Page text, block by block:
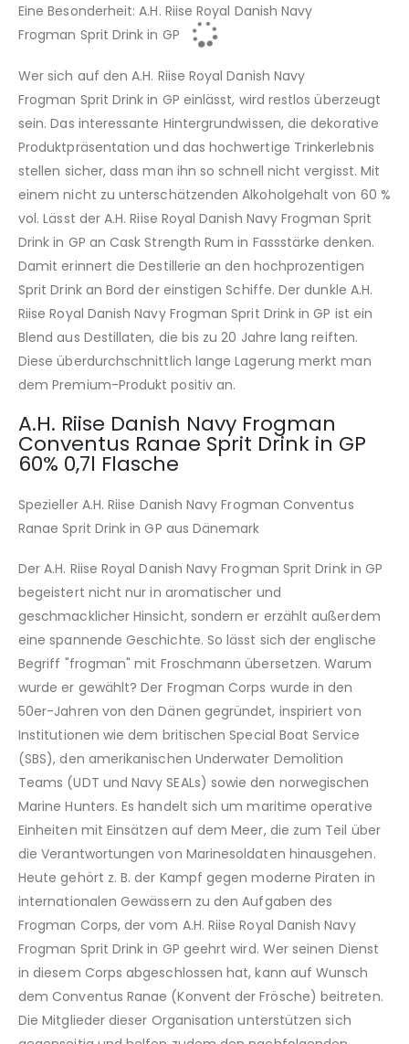
Eine Besonderheit: A.H. Riise Royal Danish Navy
Frogman Sprit Drink in GP
Wer sich auf den A.H. Riise Royal Danish Navy
Frogman Sprit Drink in GP einlässt, wird restlos überzeugt
sein. Das interessante Hintergrundwissen, die dekorative
Produktpräsentation und das hochwertige Trinkerlebnis
stellen sicher, dass man ihn so schnell nicht vergisst. Mit
einem nicht zu unterschätzenden Alkoholgehalt von 60 %
vol. Lässt der A.H. Riise Royal Danish Navy Frogman Sprit
Drink in GP an Cask Strength Rum in Fassstärke denken.
Damit erinnert die Destillerie an den hochprozentigen
Sprit Drink an Bord der einstigen Schiffe. Der dunkle A.H.
Riise Royal Danish Navy Frogman Sprit Drink in GP ist ein
Blend aus Destillaten, die bis zu 20 Jahre lang reiften.
Diese überdurchschnittlich lange Lagerung merkt man
dem Premium-Produkt positiv an.
A.H. Riise Danish Navy Frogman
Conventus Ranae Sprit Drink in GP
60% 0,7l Flasche
Spezieller A.H. Riise Danish Navy Frogman Conventus
Ranae Sprit Drink in GP aus Dänemark
Der A.H. Riise Royal Danish Navy Frogman Sprit Drink in GP
begeistert nicht nur in aromatischer und
geschmacklicher Hinsicht, sondern er erzählt außerdem
eine spannende Geschichte. So lässt sich der englische
Begriff "frogman" mit Froschmann übersetzen. Warum
wurde er gewählt? Der Frogman Corps wurde in den
50er-Jahren von den Dänen gegründet, inspiriert von
Institutionen wie dem britischen Special Boat Service
(SBS), den amerikanischen Underwater Demolition
Teams (UDT und Navy SEALs) sowie den norwegischen
Marine Hunters. Es handelt sich um maritime operative
Einheiten mit Einsätzen auf dem Meer, die zum Teil über
die Verantwortungen von Marinesoldaten hinausgehen.
Heute gehört z. B. der Kampf gegen moderne Piraten in
internationalen Gewässern zu den Aufgaben des
Frogman Corps, der vom A.H. Riise Royal Danish Navy
Frogman Sprit Drink in GP geehrt wird. Wer seinen Dienst
in diesem Corps abgeschlossen hat, kann auf Wunsch
dem Conventus Ranae (Konvent der Frösche) beitreten.
Die Mitglieder dieser Organisation unterstützen sich